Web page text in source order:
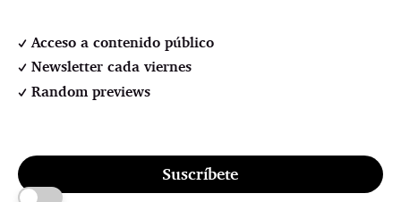
Acceso a contenido público
Newsletter cada viernes
Random previews
Suscríbete